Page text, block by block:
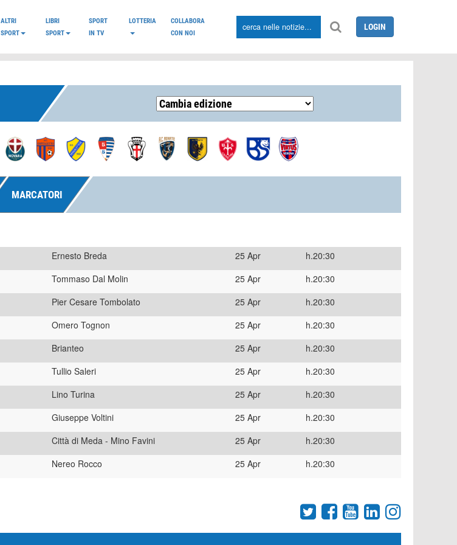
ALTRI
SPORT
LIBRI
SPORT
SPORT
IN TV
LOTTERIA
COLLABORA
CON NOI
LOGIN
MARCATORI
Ernesto Breda 25 Apr h.20:30
Tommaso Dal Molin 25 Apr h.20:30
Pier Cesare Tombolato 25 Apr h.20:30
Omero Tognon 25 Apr h.20:30
Brianteo 25 Apr h.20:30
Tullio Saleri 25 Apr h.20:30
Lino Turina 25 Apr h.20:30
Giuseppe Voltini 25 Apr h.20:30
Città di Meda - Mino Favini 25 Apr h.20:30
Nereo Rocco 25 Apr h.20:30